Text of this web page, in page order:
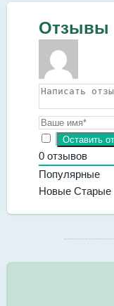
Отзывы
0 отзывов
Популярные
Новые Старые